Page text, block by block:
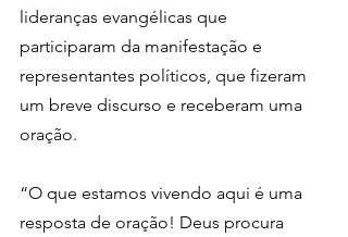
lideranças evangélicas que
participaram da manifestação e
representantes políticos, que fizeram
um breve discurso e receberam uma
oração.
“O que estamos vivendo aqui é uma
resposta de oração! Deus procura